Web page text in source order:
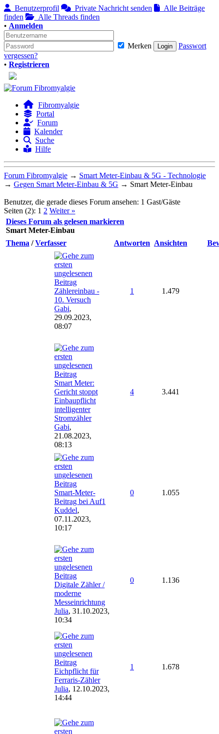
Benutzerprofil Private Nachricht senden
Alle Beiträge
finden
Alle Threads finden
• Anmelden
Merken
Passwort
vergessen?
• Registrieren
Fibromyalgie
Portal
Forum
Kalender
Suche
Hilfe
Forum Fibromyalgie → Smart Meter-Einbau & 5G - Technologie
→ Gegen Smart Meter-Einbau & 5G → Smart Meter-Einbau
Benutzer, die gerade dieses Forum ansehen: 1 Gast/Gäste
Seiten (2): 1 2 Weiter »
Dieses Forum als gelesen markieren
Smart Meter-Einbau
Thema /Verfasser Antworten Ansichten
Zählereinbau -
10. Versuch
Gabi,
29.09.2023,
08:07
1 1.479
Smart Meter:
Gericht stoppt
Einbaupflicht
intelligenter
Stromzähler
Gabi,
21.08.2023,
08:13
4 3.441
Smart-Meter-
Beitrag bei Auf1
Kuddel,
07.11.2023,
10:17
0 1.055
Digitale Zähler /
moderne
Messeinrichtung
Julia, 31.10.2023,
10:34
0 1.136
Eichpflicht für
Ferraris-Zähler
Julia, 12.10.2023,
14:44
1 1.678